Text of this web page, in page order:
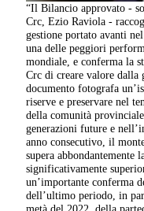
“Il Bilancio approvato -
Crc, Ezio Raviola -
gestione portato avanti
una delle peggiori
mondiale, e conferma la
Crc di creare valore dalla
documento fotografa
riserve e preservare nel
della comunità
generazioni future e
anno consecutivo, il
supera
significativamente
un’importante conferma
dell’ultimo periodo, in
metà del 2022, della